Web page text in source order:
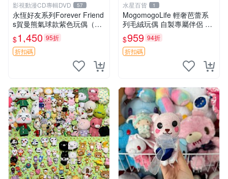
影視動漫CD專輯DVD 57
永恆好友系列Forever Friend
s賀曼熊氣球款紫色玩偶（鼻
子稍有磨損） 中古玩具 氣球
熊 玩偶
$1,450 95折
折扣碼
水星百貨 1
MogomogoLife 輕奢芭蕾系
列毛絨玩偶 自製專屬伴侶 帶
標牌全新成色 芭蕾系列 毛絨
玩偶 安撫玩具 新款上架
$959 94折
折扣碼